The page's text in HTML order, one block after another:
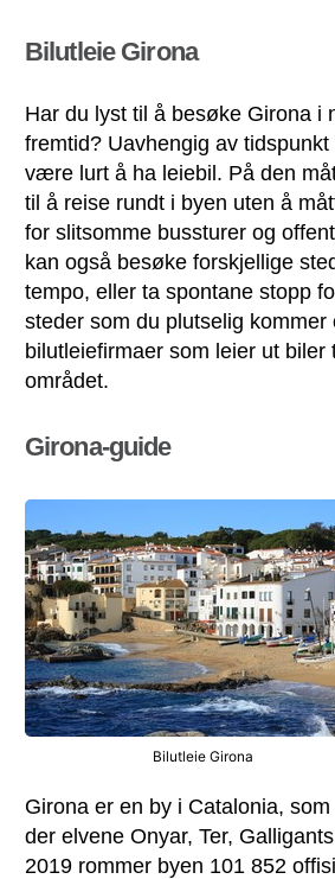
Bilutleie Girona
Har du lyst til å besøke Girona i
fremtid? Uavhengig av
være lurt å ha leiebil. På den
til å reise rundt i byen uten å
for slitsomme bussturer og
kan også besøke forskjellige
tempo, eller ta spontane stopp
steder som du plutselig kommer
bilutleiefirmaer som leier ut biler
området.
Girona-guide
Bilutleie Girona
Girona er en by i Catalonia,
der elvene Onyar, Ter,
2019 rommer byen 101 852